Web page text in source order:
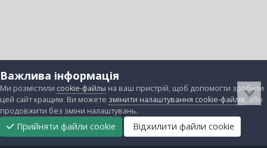
Важлива інформація
Ми розмістили cookie-файлы на ваш пристрій, щоб допомогти зробити
цей сайт кращим. Ви можете змінити налаштування cookie-файлів, або
продовжити без зміни налаштувань.
Прийняти файли cookie Відхилити файли cookie
Головна
Підтримати
нас
Прибрати
рекламу
Завантаження Непрочитані Реєстрація